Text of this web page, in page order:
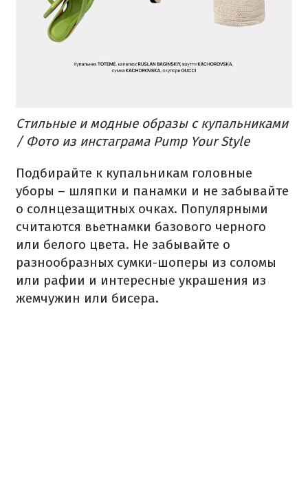
Стильные и модные образы с купальниками
/ Фото из инстаграма Pump Your Style
Подбирайте к купальникам головные
уборы – шляпки и панамки и не забывайте
о солнцезащитных очках. Популярными
считаются вьетнамки базового черного
или белого цвета. Не забывайте о
разнообразных сумки-шоперы из соломы
или рафии и интересные украшения из
жемчужин или бисера.